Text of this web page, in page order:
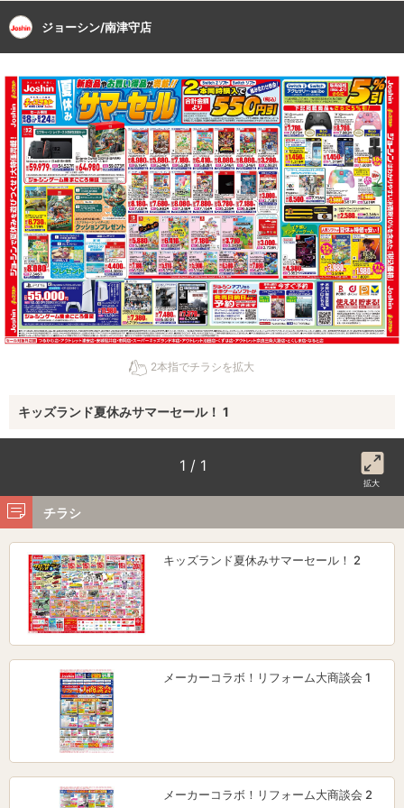
ジョーシン/南津守店
2本指でチラシを拡大
キッズランド夏休みサマーセール！ 1
1 / 1
拡大
チラシ
キッズランド夏休みサマーセール！ 2
メーカーコラボ！リフォーム大商談会 1
メーカーコラボ！リフォーム大商談会 2